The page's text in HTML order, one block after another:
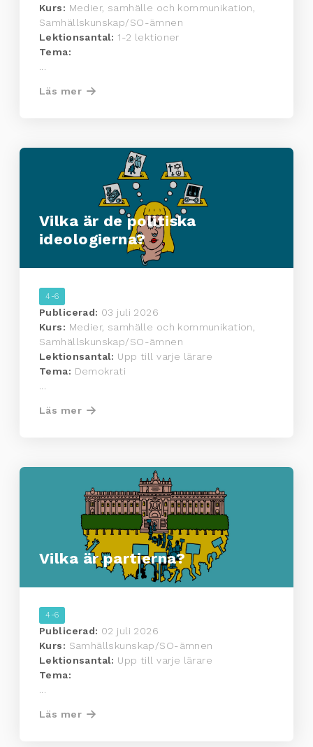
Kurs: Medier, samhälle och kommunikation,
Samhällskunskap/SO-ämnen
Lektionsantal: 1-2 lektioner
Tema:
...
Läs mer
Vilka är de politiska
ideologierna?
4-6
Publicerad: 03 juli 2026
Kurs: Medier, samhälle och kommunikation,
Samhällskunskap/SO-ämnen
Lektionsantal: Upp till varje lärare
Tema: Demokrati
Läs mer
Vilka är partierna?
4-6
Publicerad: 02 juli 2026
Kurs: Samhällskunskap/SO-ämnen
Lektionsantal: Upp till varje lärare
Tema:
Läs mer